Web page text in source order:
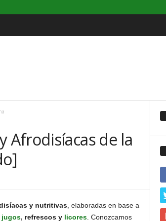
Afrodisíacas de la
y nutritivas, elaboradas en base a
jugos, refrescos y licores. Conozcamos